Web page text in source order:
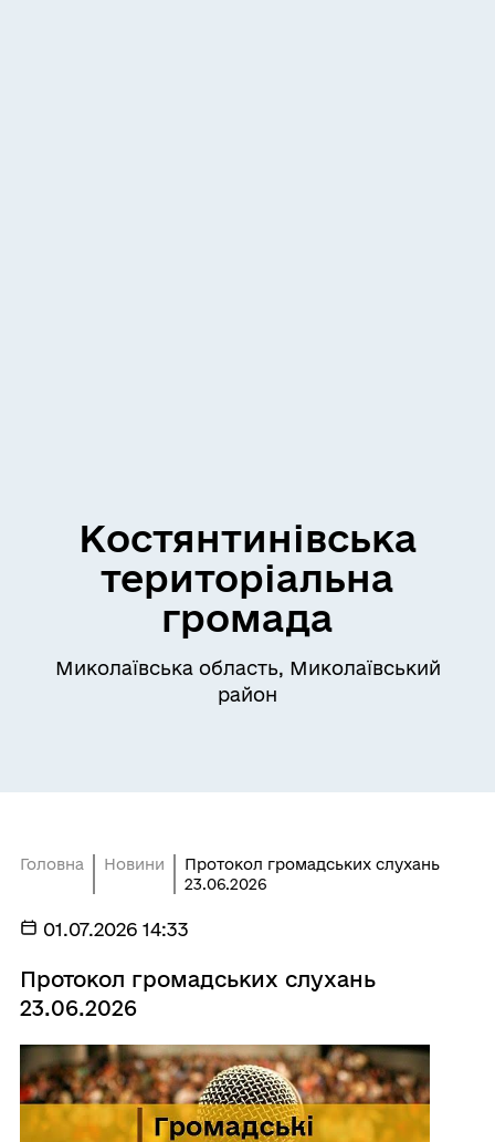
Костянтинівська
територіальна
громада
Миколаївська область, Миколаївський
район
Головна Новини
Протокол громадських слухань
23.06.2026
01.07.2026 14:33
Протокол громадських слухань
23.06.2026